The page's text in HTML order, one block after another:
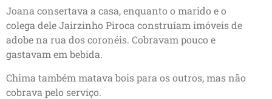
Joana consertava a casa, enquanto o marido e o
colega dele Jairzinho Piroca construíam imóveis de
adobe na rua dos coronéis. Cobravam pouco e
gastavam em bebida.
Chima também matava bois para os outros, mas não
cobrava pelo serviço.